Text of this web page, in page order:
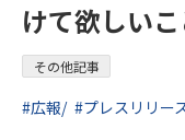
けて欲しいこ
その他記事
#広報 #プレスリリー